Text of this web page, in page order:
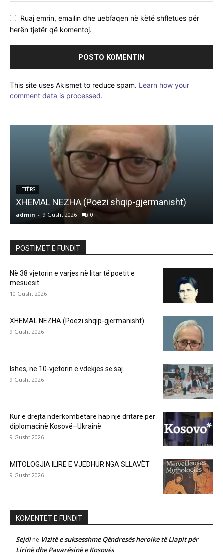
Ruaj emrin, emailin dhe uebfaqen në këtë shfletues për
herën tjetër që komentoj.
This site uses Akismet to reduce spam. Learn how your
comment data is processed.
LETËRSI
XHEMAL NEZHA (Poezi shqip-gjermanisht)
admin - 9 Gusht 2026 0
POSTIMET E FUNDIT
Në 38 vjetorin e varjes në litar të poetit e
mësuesit...
10 Gusht 2026
XHEMAL NEZHA (Poezi shqip-gjermanisht)
9 Gusht 2026
Ishes, në 10-vjetorin e vdekjes së saj…
9 Gusht 2026
Kur e drejta ndërkombëtare hap një dritare për
diplomacinë Kosovë–Ukrainë
9 Gusht 2026
MITOLOGJIA ILIRE E VJEDHUR NGA SLLAVËT
9 Gusht 2026
KOMENTET E FUNDIT
Sejdinë Vizitë e suksesshme Qëndresës heroike të Llapit për
Lirinë dhe Pavarësinë e Kosovës